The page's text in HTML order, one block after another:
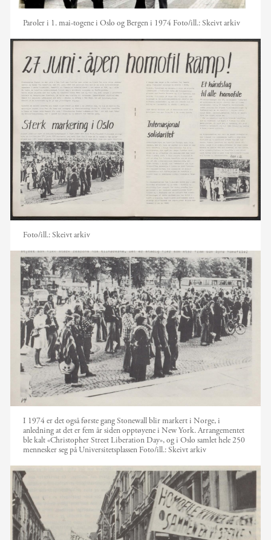
Paroler i 1. mai-togene i Oslo og Bergen i 1974 Foto/ill.:Skeivt arkiv
Foto/ill.:Skeivt arkiv
I 1974 er det også første gang Stonewall blir markert i Norge, i
anledning at det er fem år siden opptøyene i New York. Arrangementet
ble kalt «Christopher Street Liberation Day», og i Oslo samlet hele 250
mennesker seg på Universitetsplassen Foto/ill.:Skeivt arkiv